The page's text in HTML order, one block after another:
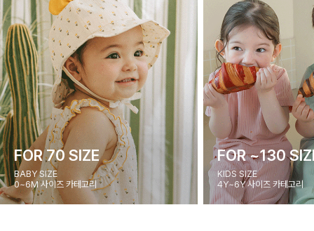
FOR 70 SIZE
BABY SIZE
0~6M 사이즈 카테고리
FOR ~130
KIDS SIZE
4Y~6Y 사이즈 카테고리